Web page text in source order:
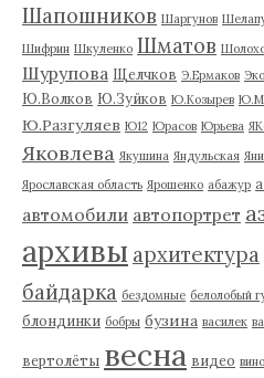
Шапошников Шаргунов
Шифрин Шкуленко Шматов
Шурупова Щелчков Э.Ермаков
Ю.Волков Ю.Зуйков Ю.Козырев
Ю.Разгуляев Ю12 Юрасов Юрьева
Яковлева Якушина Яндульская
Ярославская область Ярошенко абажур
автомобили автопортрет
архивы архитектура
байдарка бездомные белолобый
блондинки бобры бузина василек
вертолёты весна видео